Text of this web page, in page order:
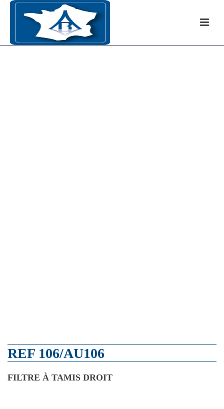
REF 106/AU106
FILTRE À TAMIS DROIT